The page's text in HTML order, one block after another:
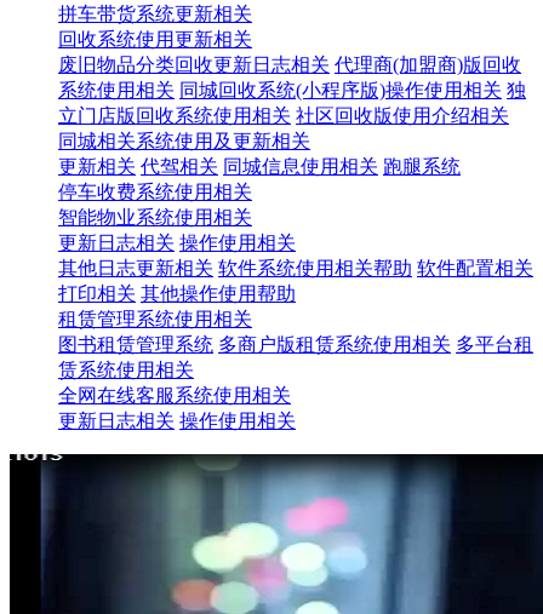
拼车带货系统更新相关
回收系统使用更新相关
废旧物品分类回收更新日志相关 代理商(加盟商)版回收
系统使用相关 同城回收系统(小程序版)操作使用相关 独
立门店版回收系统使用相关 社区回收版使用介绍相关
同城相关系统使用及更新相关
更新相关 代驾相关 同城信息使用相关 跑腿系统
停车收费系统使用相关
智能物业系统使用相关
更新日志相关 操作使用相关
其他日志更新相关 软件系统使用相关帮助 软件配置相关
打印相关 其他操作使用帮助
租赁管理系统使用相关
图书租赁管理系统 多商户版租赁系统使用相关 多平台租
赁系统使用相关
全网在线客服系统使用相关
更新日志相关 操作使用相关